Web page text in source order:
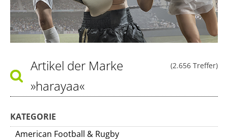
(2.656 Treffer)
Artikel der Marke
»harayaa«
KATEGORIE
American Football & Rugby